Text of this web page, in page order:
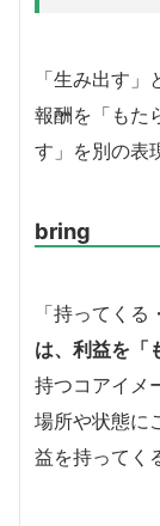
「生み出す
報酬を「もた
す」を別の表
bring
「持ってく
は、利益を「
持つコアイメ
場所や状態に
益を持ってく